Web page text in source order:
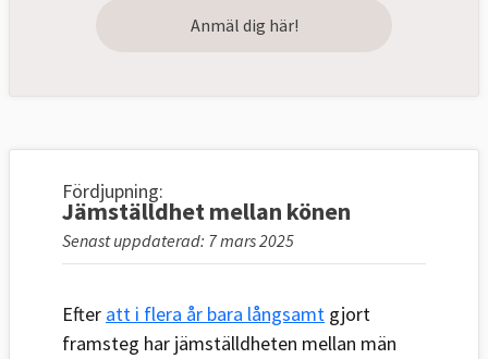
Anmäl dig här!
Fördjupning:
Jämställdhet mellan könen
Senast uppdaterad: 7 mars 2025
Efter att i flera år bara långsamt gjort
framsteg har jämställdheten mellan män